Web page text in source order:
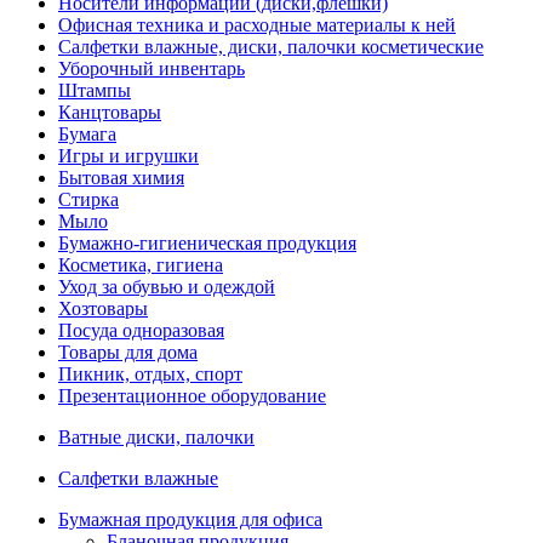
Офисная техника и расходные материалы к ней
Салфетки влажные, диски, палочки косметические
Уборочный инвентарь
Штампы
Канцтовары
Бумага
Игры и игрушки
Бытовая химия
Стирка
Мыло
Бумажно-гигиеническая продукция
Косметика, гигиена
Уход за обувью и одеждой
Хозтовары
Посуда одноразовая
Товары для дома
Пикник, отдых, спорт
Презентационное оборудование
Ватные диски, палочки
Салфетки влажные
Бумажная продукция для офиса